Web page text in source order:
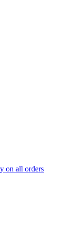
on all orders